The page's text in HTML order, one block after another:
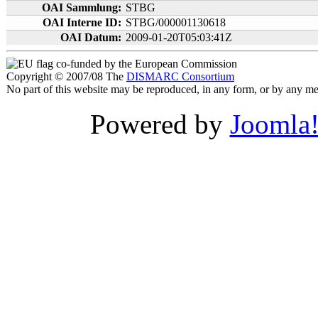
OAI Sammlung: STBG
OAI Interne ID: STBG/000001130618
OAI Datum: 2009-01-20T05:03:41Z
co-funded by the European Commission
Copyright © 2007/08 The DISMARC Consortium
No part of this website may be reproduced, in any form, or by any
Powered by